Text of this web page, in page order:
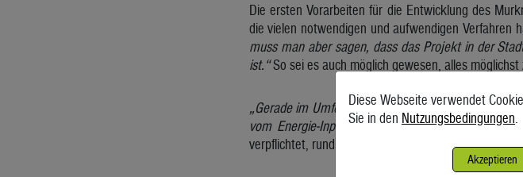
Die ersten Vorarbeiten für die Entwicklung des
die vielen notwendigen und aufwendigen Verfahren
muss man aber sagen, dass das Projekt in der
ist.“So sei es auch möglich gewesen, alles möglichst
„Gerade im Umfeld der Iran-Krise ist es ein ganz
vom Energie-Input aus dem Ausland machen“, so
verpflichtet, rund um den Bau insgesamt 63
Diese Webseite verwendet
Sie in den Nutzungsbedingungen
Akzeptieren